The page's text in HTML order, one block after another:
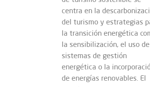
centra en la
del turismo y estrategias
la transición energética
la sensibilización, el uso de
sistemas de gestión
energética o la
de energías renovables. El